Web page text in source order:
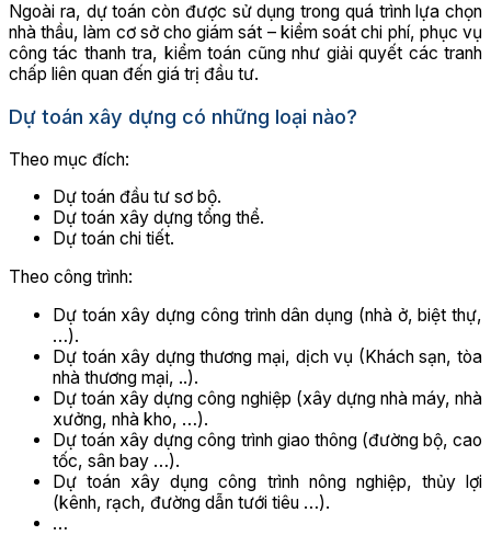
Ngoài ra, dự toán còn được sử dụng trong quá trình lựa chọn
nhà thầu, làm cơ sở cho giám sát – kiểm soát chi phí, phục vụ
công tác thanh tra, kiểm toán cũng như giải quyết các tranh
chấp liên quan đến giá trị đầu tư.
Dự toán xây dựng có những loại nào?
Theo mục đích:
Dự toán đầu tư sơ bộ.
Dự toán xây dựng tổng thể.
Dự toán chi tiết.
Theo công trình:
Dự toán xây dựng công trình dân dụng (nhà ở, biệt thự,
…).
Dự toán xây dựng thương mại, dịch vụ (Khách sạn, tòa
nhà thương mại, ..).
Dự toán xây dựng công nghiệp (xây dựng nhà máy, nhà
xưởng, nhà kho, …).
Dự toán xây dựng công trình giao thông (đường bộ, cao
tốc, sân bay …).
Dự toán xây dụng công trình nông nghiệp, thủy lợi
(kênh, rạch, đường dẫn tưới tiêu …).
…